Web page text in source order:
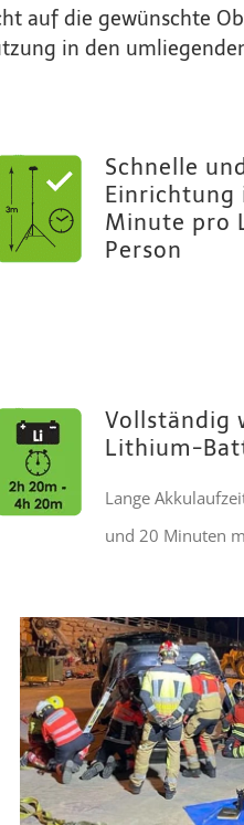
auf die gewünschte
in den
Schnelle
Einrichtung
Minute pro
Person
Vollständig
Lithium-
Lange
und 20 Minuten